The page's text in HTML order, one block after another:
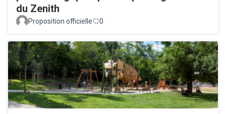
du Zenith
Proposition officielle 0